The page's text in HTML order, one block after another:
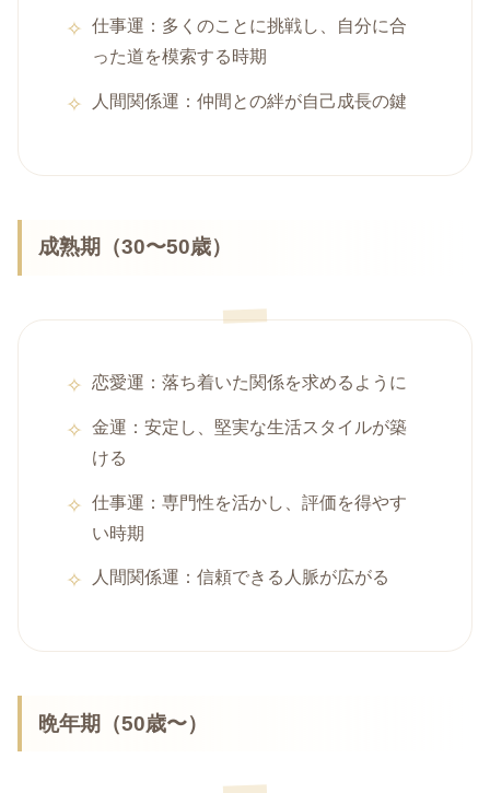
仕事運：多くのことに挑戦し、自分に合
った道を模索する時期
人間関係運：仲間との絆が自己成長の鍵
成熟期（30〜50歳）
恋愛運：落ち着いた関係を求めるように
金運：安定し、堅実な生活スタイルが築
ける
仕事運：専門性を活かし、評価を得やす
い時期
人間関係運：信頼できる人脈が広がる
晩年期（50歳〜）